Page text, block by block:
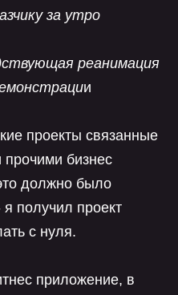
за утро
реанимация
и
проекты связанные
прочими бизнес
должно было
я получил проект
с нуля.
приложение, в